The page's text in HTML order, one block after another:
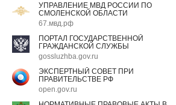
УПРАВЛЕНИЕ МВД РОССИИ ПО
СМОЛЕНСКОЙ ОБЛАСТИ
67.мвд.рф
ПОРТАЛ ГОСУДАРСТВЕННОЙ
ГРАЖДАНСКОЙ СЛУЖБЫ
gossluzhba.gov.ru
ЭКСПЕРТНЫЙ СОВЕТ ПРИ
ПРАВИТЕЛЬСТВЕ РФ
open.gov.ru